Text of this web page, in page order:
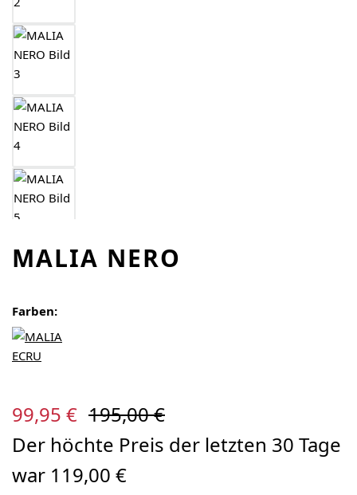
MALIA NERO
Farben:
Verkaufspreis:
99,95 € Regulärer Preis:
195,00 €
Der höchte Preis der letzten 30 Tage
war 119,00 €